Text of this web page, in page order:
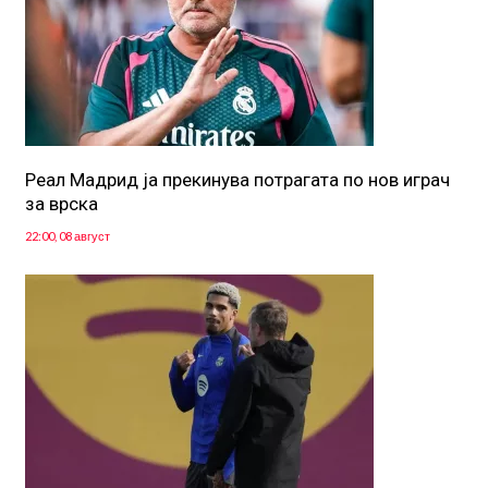
Реал Мадрид ја прекинува потрагата по нов играч
за врска
22:00, 08 август